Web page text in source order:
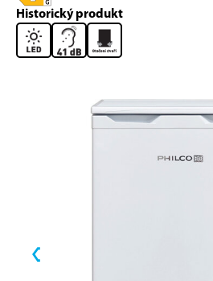
Historický produkt